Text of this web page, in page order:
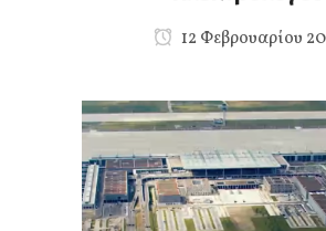
12 Φεβρουαρίου